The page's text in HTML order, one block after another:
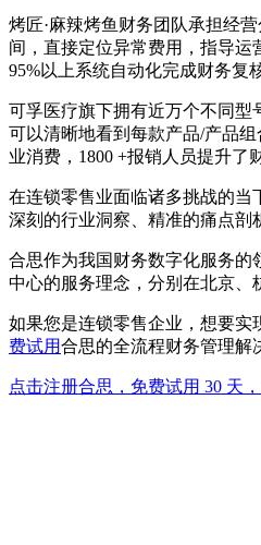
烤匠·麻辣烤鱼财务团队承担经
间，直接定位异常费用，指导运
95%以上系统自动化完成财务复
可孚医疗旗下拥有近万个不同型
可以清晰地看到每款产品/产品
业消费，1800 +报销人员提升了
在连锁零售业面临诸多挑战的
深刻的行业洞察、精准的痛点剖
合思作为我国财务数字化服务的
中心的服务理念，分别在北京、
如果您是连锁零售企业，想要实
费试用合思的全流程财务管理解
点击注册合思，免费试用 30 天